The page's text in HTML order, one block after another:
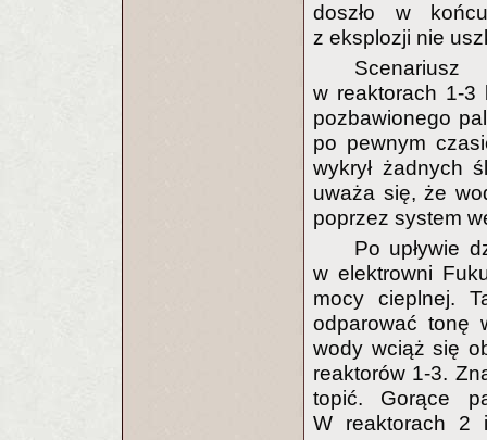
doszło w
z eksplozji nie
Scenariusz
w reaktorach 1-3
pozbawionego
po pewnym
wykrył żadnych
uważa się, że
poprzez system
Po upływie
w elektrowni
mocy cieplnej.
odparować tonę
wody wciąż się
reaktorów 1-3.
topić. Gorące
W reaktorach 2